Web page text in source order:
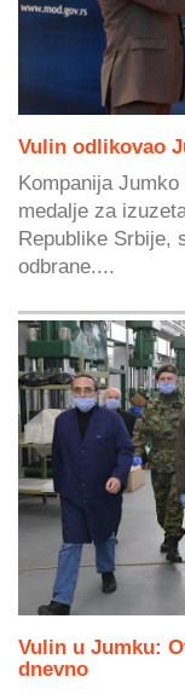
Vulin odlikovao
Kompanija
medalje za
Republike Srbije,
odbrane....
Vulin u Jumku:
dnevno